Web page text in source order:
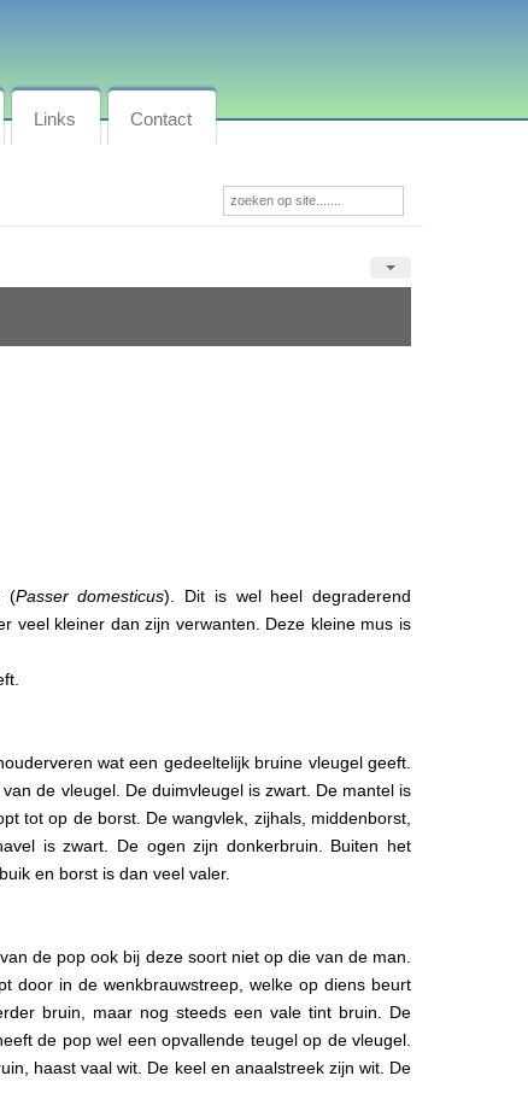
Links Contact
(Passer domesticus). Dit is wel heel degraderend
veel kleiner dan zijn verwanten. Deze kleine mus is
wat een gedeeltelijk bruine vleugel geeft.
de vleugel. De duimvleugel is zwart. De mantel is
tot op de borst. De wangvlek, zijhals, middenborst,
is zwart. De ogen zijn donkerbruin. Buiten het
en borst is dan veel valer.
de pop ook bij deze soort niet op die van de man.
door in de wenkbrauwstreep, welke op diens beurt
bruin, maar nog steeds een vale tint bruin. De
de pop wel een opvallende teugel op de vleugel.
haast vaal wit. De keel en anaalstreek zijn wit. De